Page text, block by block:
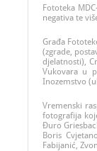
Fototeka
negativa te
Građa
(zgrade,
djelatnosti),
Vukovara u
Inozemstvo
Vremenski
fotografija
Đuro
Boris
Fabijanić,